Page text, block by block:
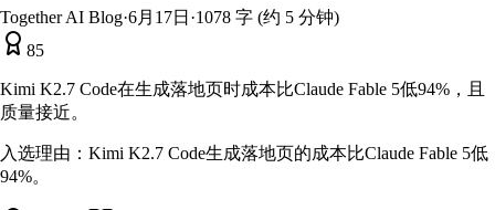
Together AI Blog·6月17日 ·1078 字 (约 5 分钟)
85
Kimi K2.7 Code在生成落地页时成本比Claude Fable 5低94%，且
质量接近。
入选理由： Kimi K2.7 Code生成落地页的成本比Claude Fable 5低
94%。